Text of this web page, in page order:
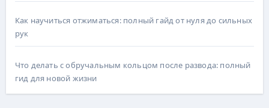
Как научиться отжиматься: полный гайд от нуля до сильных
рук
Что делать с обручальным кольцом после развода: полный
гид для новой жизни